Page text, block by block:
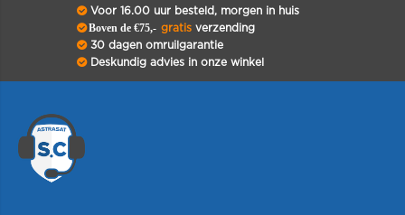
Voor 16.00 uur besteld, morgen in huis
Boven de €75,- gratisverzending
30 dagen omruilgarantie
Deskundig advies in onze winkel